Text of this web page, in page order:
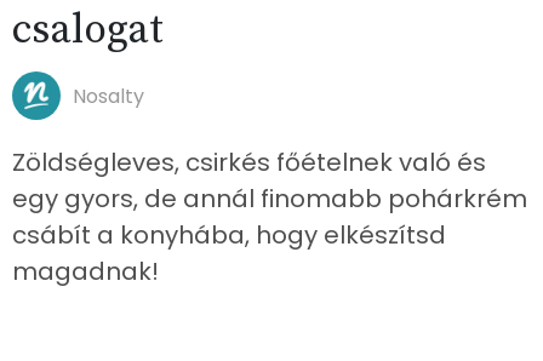
csalogat
Nosalty
Zöldségleves, csirkés főételnek való és
egy gyors, de annál finomabb pohárkrém
csábít a konyhába, hogy elkészítsd
magadnak!